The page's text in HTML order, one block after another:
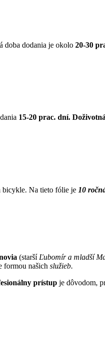
doba dodania je okolo 20-30
15-20 prac. dní.
bicykle. Na tieto fólie je 10
(starší Ľubomír a mladší
formou našich služieb.
prístupje dôvodom,